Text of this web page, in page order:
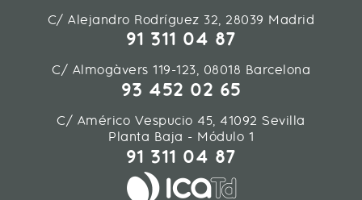
C/ Alejandro Rodríguez 32, 28039 Madrid
91 311 04 87
C/ Almogàvers 119-123, 08018 Barcelona
93 452 02 65
C/ Américo Vespucio 45, 41092 Sevilla
Planta Baja - Módulo 1
91 311 04 87